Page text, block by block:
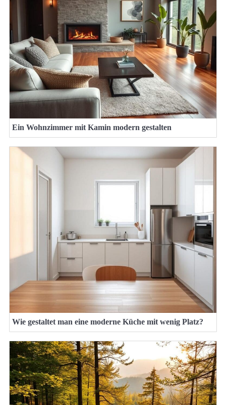
Ein Wohnzimmer mit Kamin modern gestalten
Wie gestaltet man eine moderne Küche mit wenig Platz?